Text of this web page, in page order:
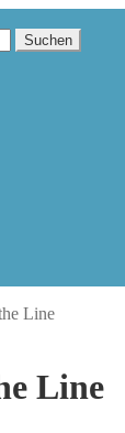
Suchen
Line
Line